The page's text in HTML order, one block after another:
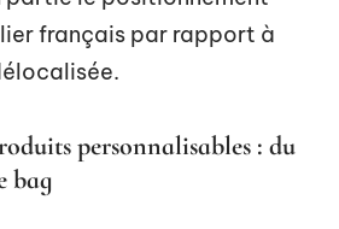
français par rapport à
personnalisables : du
bag